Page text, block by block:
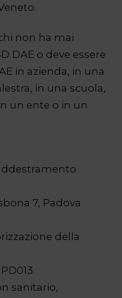
non ha mai
DAE o deve essere
in azienda, in una
in una scuola,
un ente o in un
7, Padova
della
sanitario,